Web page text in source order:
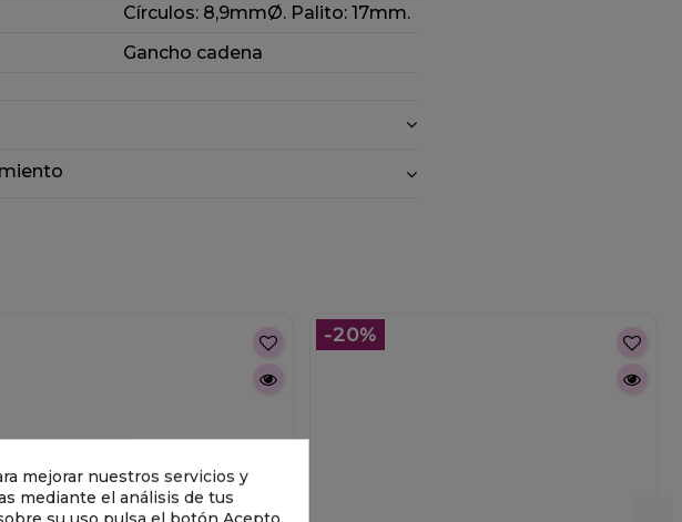
Círculos: 8,9mmØ. Palito: 17mm.
Gancho cadena
-20%
mejorar nuestros servicios y
mediante el análisis de tus
su uso pulsa el botón Acepto.